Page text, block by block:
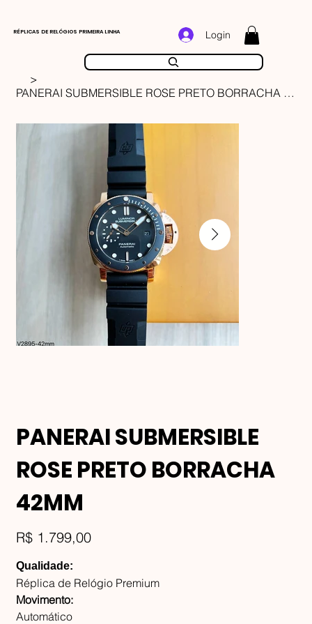
RÉPLICAS DE RELÓGIOS PRIMEIRA LINHA Login
>
PANERAI SUBMERSIBLE ROSE PRETO BORRACHA 42MM
PANERAI SUBMERSIBLE
ROSE PRETO BORRACHA
42MM
Preço
R$ 1.799,00
Qualidade:
Réplica de Relógio Premium
Movimento:
Automático